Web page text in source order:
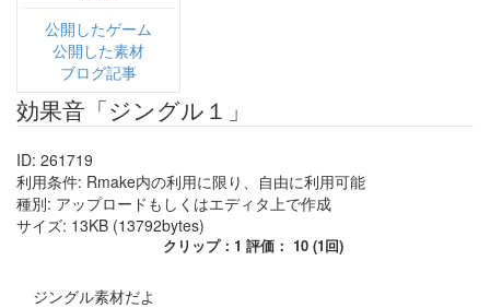
公開したゲーム
公開した素材
ブログ記事
効果音「ジングル１」
ID: 261719
利用条件: Rmake内の利用に限り、自由に利用可能
種別: アップロードもしくはエディタ上で作成
サイズ: 13KB (13792bytes)
クリップ：1 評価： 10 (1回)
ジングル素材だよ